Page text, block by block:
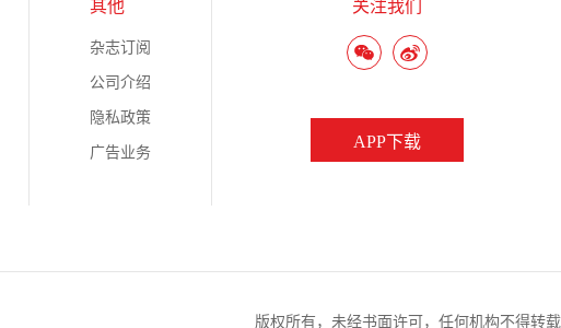
其他
杂志订阅
公司介绍
隐私政策
广告业务
关注我们
APP下载
版权所有，未经书面许可，任何机构不得转载